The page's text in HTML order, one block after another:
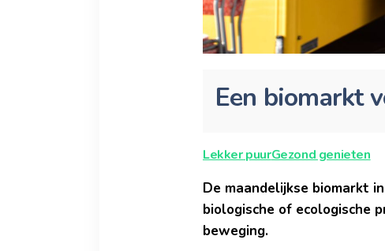
Een biomarkt
Lekker puurGezond genieten
De maandelijkse biomarkt
biologische of ecologische
beweging.